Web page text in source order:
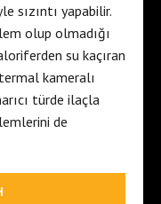
sızıntı yapabilir.
olup olmadığı
su kaçıran
kameralı
türde ilaçla
de